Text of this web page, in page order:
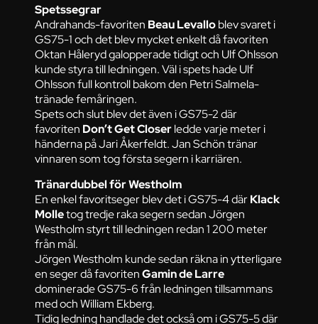
Spetssegrar
Andrahands-favoriten Beau Levalloblev svaret i
GS75-1 och det blev mycket enkelt då favoriten
Oktan Håleryd galopperade tidigt och Ulf Ohlsson
kunde styra till ledningen. Väl i spets hade Ulf
Ohlsson full kontroll bakom den Petri Salmela-
tränade femåringen.
Spets och slut blev det även i GS75-2 där
favoriten Don’t Get Closerledde varje meter i
händerna på Jari Åkerfeldt. Jan Schön tränar
vinnaren som tog första segern i karriären.
Tränardubbel för Westholm
En enkel favoritseger blev det i GS75-4 därKlack
Molletog tredje raka segern sedan Jörgen
Westholm styrt till ledningen redan 1 200 meter
från mål.
Jörgen Westholm kunde sedan räkna in ytterligare
en seger då favoritenGamin de Larre
dominerade GS75-6 från ledningen tillsammans
med och William Ekberg.
Tidig ledning handlade det också om i GS75-5 där